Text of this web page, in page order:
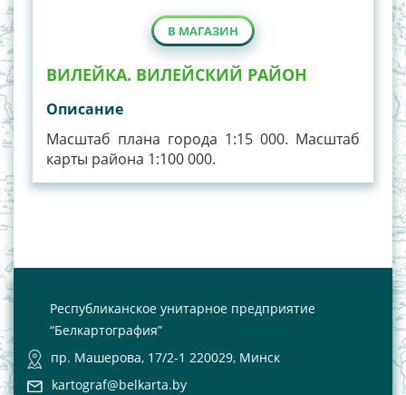
В МАГАЗИН
ВИЛЕЙКА. ВИЛЕЙСКИЙ РАЙОН
Описание
Масштаб плана города 1:15 000. Масштаб
карты района 1:100 000.
Республиканское унитарное предприятие
“Белкартография”
пр. Машерова, 17/2-1 220029, Минск
kartograf@belkarta.by